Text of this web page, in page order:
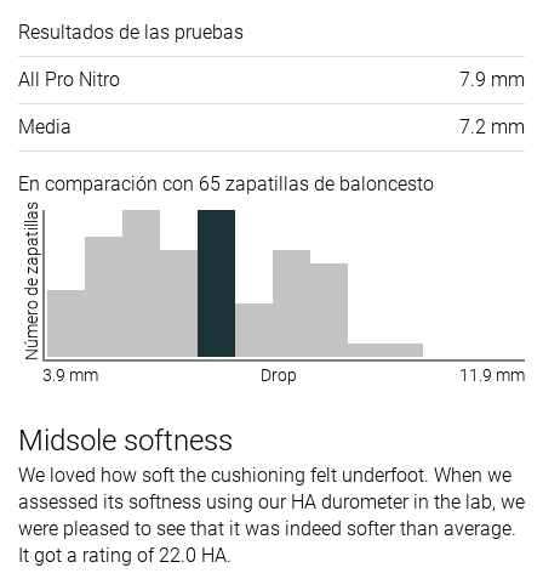
Resultados de las pruebas
All Pro Nitro 7.9 mm
Media 7.2 mm
En comparación con 65 zapatillas de baloncesto
Número de zapatillas
3.9 mm Drop 11.9 mm
Midsole softness
We loved how soft the cushioning felt underfoot. When we
assessed its softness using our HA durometer in the lab, we
were pleased to see that it was indeed softer than average.
It got a rating of 22.0 HA.